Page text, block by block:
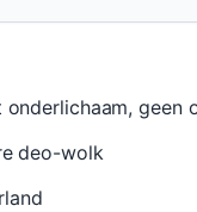
geen
deo-wolk